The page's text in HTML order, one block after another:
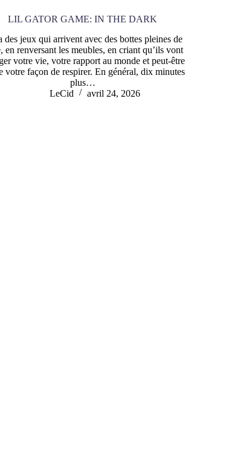
LIL GATOR GAME: IN THE DARK
des jeux qui arrivent avec des bottes pleines de
en renversant les meubles, en criant qu’ils vont
votre vie, votre rapport au monde et peut-être
votre façon de respirer. En général, dix minutes
plus…
LeCid
avril 24, 2026